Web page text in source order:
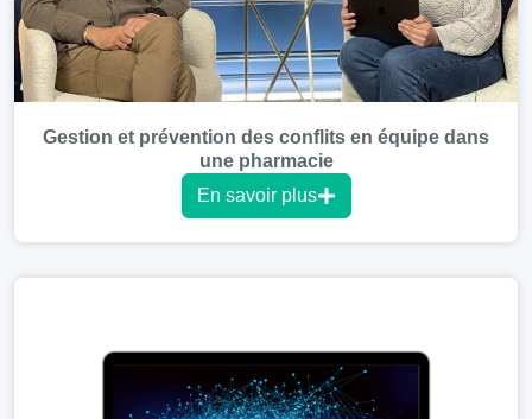
Gestion et prévention des conflits en équipe dans
une pharmacie
En savoir plus